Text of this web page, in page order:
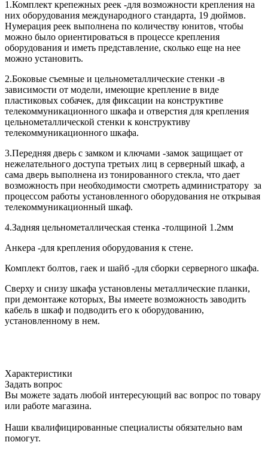
1.Комплект крепежных реек -для возможности крепления на
них оборудования международного стандарта, 19 дюймов.
Нумерация реек выполнена по количеству юнитов, чтобы
можно было ориентироваться в процессе крепления
оборудования и иметь представление, сколько еще на нее
можно установить.
2.Боковые съемные и цельнометаллические стенки -в
зависимости от модели, имеющие крепление в виде
пластиковых собачек, для фиксации на конструктиве
телекоммуникационного шкафа и отверстия для крепления
цельнометаллической стенки к конструктиву
телекоммуникационного шкафа.
3.Передняя дверь с замком и ключами -замок защищает от
нежелательного доступа третьих лиц в серверный шкаф, а
сама дверь выполнена из тонированного стекла, что дает
возможность при необходимости смотреть администратору за
процессом работы установленного оборудования не открывая
телекоммуникационный шкаф.
4.Задняя цельнометаллическая стенка -толщиной 1.2мм
Анкера -для крепления оборудования к стене.
Комплект болтов, гаек и шайб -для сборки серверного шкафа.
Сверху и снизу шкафа установлены металлические планки,
при демонтаже которых, Вы имеете возможность заводить
кабель в шкаф и подводить его к оборудованию,
установленному в нем.
Характеристики
Задать вопрос
Вы можете задать любой интересующий вас вопрос по товару
или работе магазина.
Наши квалифицированные специалисты обязательно вам
помогут.